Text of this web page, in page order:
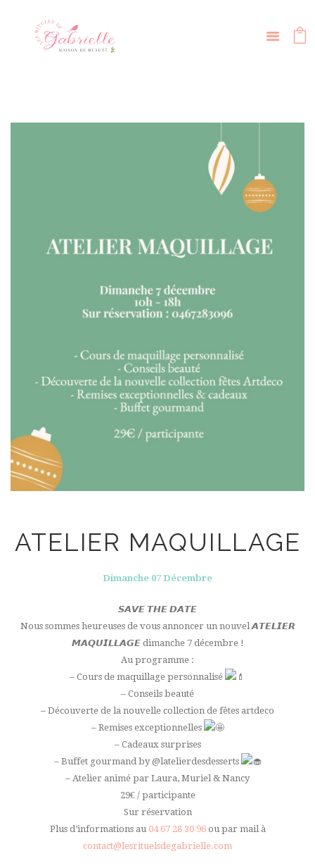
ATELIER MAQUILLAGE
Dimanche 07 Décembre
𝙎𝘼𝙑𝙀 𝙏𝙃𝙀 𝘿𝘼𝙏𝙀
Nous sommes heureuses de vous annoncer un nouvel 𝘼𝙏𝙀𝙇𝙄𝙀𝙍
𝙈𝘼𝙌𝙐𝙄𝙇𝙇𝘼𝙂𝙀 dimanche 7 décembre !
Au programme :
– Cours de maquillage personnalisé
– Conseils beauté
– Découverte de la nouvelle collection de fêtes artdeco
– Remises exceptionnelles
– Cadeaux surprises
– Buffet gourmand by @latelierdesdesserts
– Atelier animé par Laura, Muriel & Nancy
29€ / participante
Sur réservation
Plus d’informations au 04 67 28 30 96ou par mail à
contact@lesrituelsdegabrielle.com